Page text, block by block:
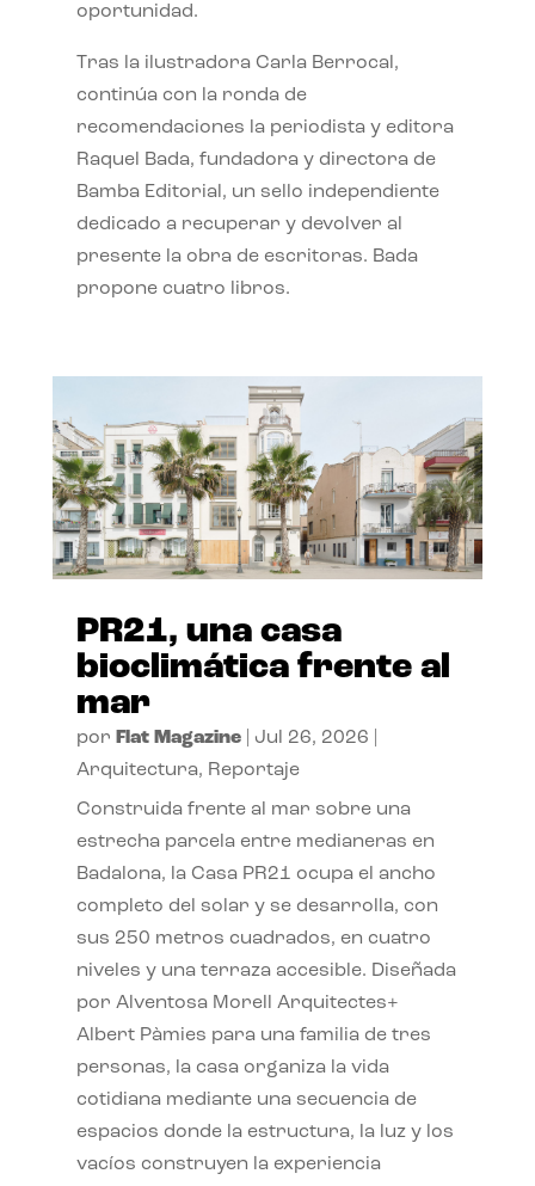
oportunidad.
Tras la ilustradora Carla Berrocal,
continúa con la ronda de
recomendaciones la periodista y editora
Raquel Bada, fundadora y directora de
Bamba Editorial, un sello independiente
dedicado a recuperar y devolver al
presente la obra de escritoras. Bada
propone cuatro libros.
PR21, una casa
bioclimática frente al
mar
por Flat Magazine| Jul 26, 2026
Arquitectura, Reportaje
Construida frente al mar sobre una
estrecha parcela entre medianeras en
Badalona, la Casa PR21 ocupa el ancho
completo del solar y se desarrolla, con
sus 250 metros cuadrados, en cuatro
niveles y una terraza accesible. Diseñada
por Alventosa Morell Arquitectes+
Albert Pàmies para una familia de tres
personas, la casa organiza la vida
cotidiana mediante una secuencia de
espacios donde la estructura, la luz y los
vacíos construyen la experiencia